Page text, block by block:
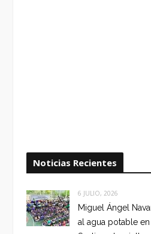
Noticias Recientes
6 JULIO, 2026
Miguel Ángel
al agua potable